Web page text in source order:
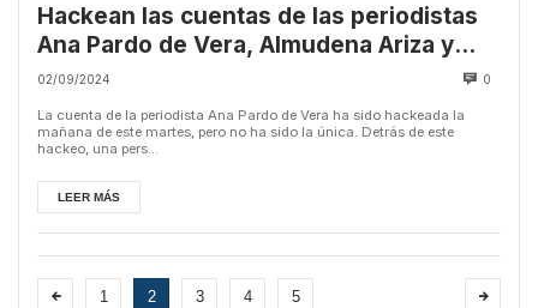
Hackean las cuentas de las periodistas
Ana Pardo de Vera, Almudena Ariza y
Sandra Riquelme
02/09/2024 0
La cuenta de la periodista Ana Pardo de Vera ha sido hackeada la
mañana de este martes, pero no ha sido la única. Detrás de este
hackeo, una pers...
LEER MÁS
1 2 3 4 5